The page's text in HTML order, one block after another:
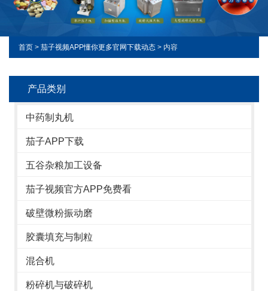
首页 > 茄子视频APP懂你更多官网下载动态 > 内容
产品类别
中药制丸机
茄子APP下载
五谷杂粮加工设备
茄子视频官方APP免费看
破壁微粉振动磨
胶囊填充与制粒
混合机
粉碎机与破碎机